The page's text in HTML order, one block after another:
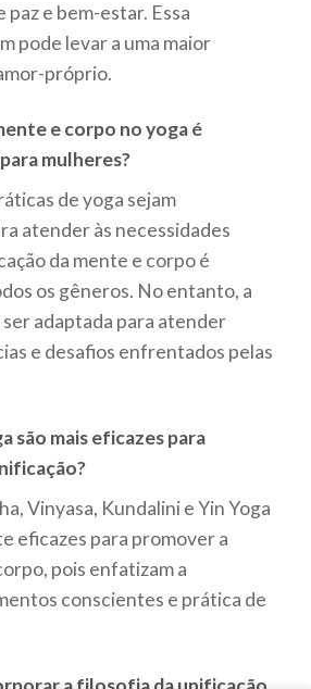
paz e bem-estar. Essa
pode levar a uma maior
próprio.
e corpo no yoga é
mulheres?
de yoga sejam
atender às necessidades
da mente e corpo é
os gêneros. No entanto, a
adaptada para atender
e desafios enfrentados pelas
são mais eficazes para
Vinyasa, Kundalini e Yin Yoga
eficazes para promover a
pois enfatizam a
conscientes e prática de